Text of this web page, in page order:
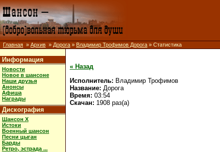
Главная » Архив » Дорога » Владимир Трофимов Дорога » Статистика
Информация
Новости
Новое в шансоне
Наши друзья
Анонсы
Афиша
Награды
Дискография
Шансон X
Истоки
Военный шансон
Песни цыган
Барды
Ретро, эстрада ...
« Назад
Исполнитель: Владимир Трофимов
Название: Дорога
Время: 03:54
Скачан: 1908 раз(а)